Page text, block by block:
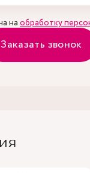
на обработку
Заказать звонок